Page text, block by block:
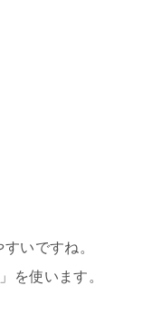
いですね。
を使います。